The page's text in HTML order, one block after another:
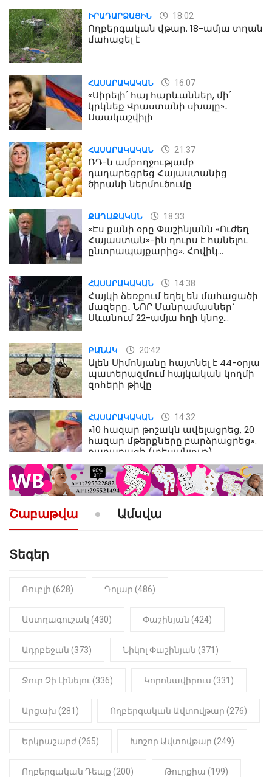
ԻՐԱԴԱՐՁԱՅԻՆ 18:02
Ողբերգական վթար. 18-ամյա տղան
մահացել է
ՀԱՍԱՐԱԿԱԿԱՆ 16:07
«Սիրելի՛ հայ հարևաններ, մի՛
կրկնեք Վրաստանի սխալը»․
Սաակաշվիլի
ՀԱՍԱՐԱԿԱԿԱՆ 21:37
ՌԴ-ն ամբողջությամբ
դադարեցրեց Հայաստանից
ծիրանի ներմուծումը
ՔԱՂԱՔԱԿԱՆ 18:33
«Էս քանի օրը Փաշինյանն «Ուժեղ
Հայաստան»-ին դուրս է հանելու
ընտրապայքարից». Հովիկ
ՀԱՍԱՐԱԿԱԿԱՆ 14:38
Հայկի ձեռքում եղել են մահացածի
մազերը․ ՆՈՐ Մանրամասներ՝
Սևանում 22-ամյա հղի կնոջ
ԲԱՆԱԿ 20:42
Ալեն Սիմոնյանը հայտնել է 44-օրյա
պատերազմում հայկական կողմի
զոհերի թիվը
ՀԱՍԱՐԱԿԱԿԱՆ 14:32
«10 հազար թոշակն ավելացրեց, 20
հազար մթերքները բարձրացրեց».
քաղաքացի (տեսանյութ)
ՔԱՂԱՔԱԿԱՆ 10:52
«Լեզվիդ տալու փոխարեն
արտաբերիր այս երկու
նախադասությունը»․ Իշխան
Նիկոլ Փաշինյան
ԻՐԱԴԱՐՁԱՅԻՆ 22:01
մանկապղծության համար
մարմինը
Շաբաթվա Ամսվա
Տեգեր
Ռուբլի (628) Դոլար (486)
Աստղագուշակ (430) Փաշինյան (424)
Ադրբեջան (373) Նիկոլ Փաշինյան (371)
Ջուր Չի Լինելու (336) Կորոնավիրուս (331)
Արցախ (281) Ողբերգական Ավտովթար (276)
Երկրաշարժ (265) Խոշոր Ավտովթար (249)
Ողբերգական Դեպք (200) Թուրքիա (199)